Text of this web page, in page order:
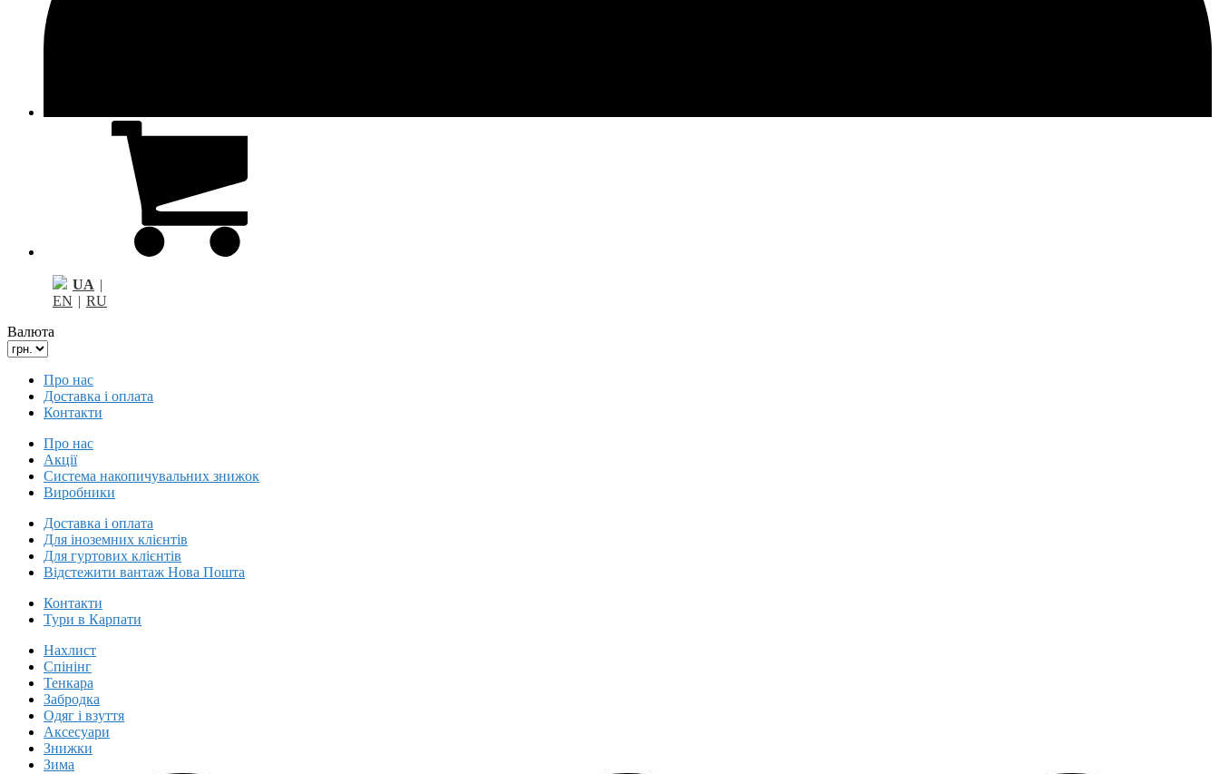
UA |
EN | RU
Валюта
Про нас
Доставка і оплата
Контакти
Про нас
Акції
Система накопичувальних знижок
Виробники
Доставка і оплата
Для іноземних клієнтів
Для гуртових клієнтів
Відстежити вантаж Нова Пошта
Контакти
Тури в Карпати
Нахлист
Спінінг
Тенкара
Забродка
Одяг і взуття
Аксесуари
Знижки
Зима